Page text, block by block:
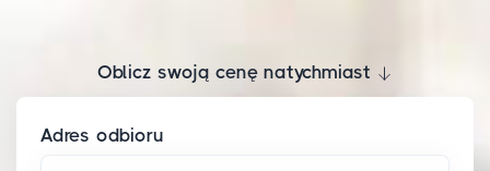
Oblicz swoją cenę natychmiast
Adres odbioru